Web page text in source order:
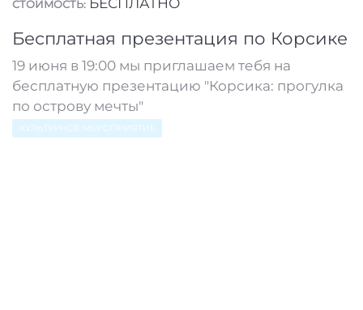
СТОИМОСТЬ: БЕСПЛАТНО
Бесплатная презентация по Корсике
19 июня в 19:00 мы приглашаем тебя на
бесплатную презентацию "Корсика: прогулка
по острову мечты"
КУЛЬТУРНОЕ МЕРОПРИЯТИЕ